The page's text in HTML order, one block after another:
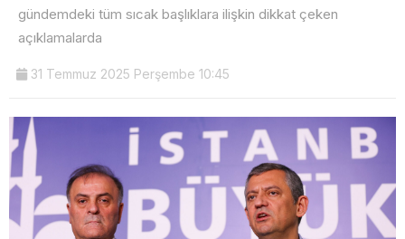
gündemdeki tüm sıcak başlıklara ilişkin dikkat çeken
açıklamalarda
31 Temmuz 2025 Perşembe 10:45